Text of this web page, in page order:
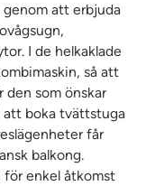
genom att erbjuda
I de helkaklade
så att
den som önskar
att boka tvättstuga
får
balkong.
för enkel åtkomst